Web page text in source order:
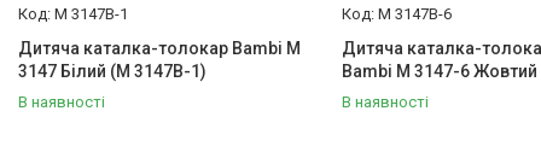
Тип кузова
Легковий автомобіль
Трактор
M 3147B-1
Дитяча каталка-толокар Bambi M
3147 Білий (M 3147B-1)
В наявності
M 3147B-6
Дитяча каталка-
Bambi M 3147-6 Жовтий
В наявності